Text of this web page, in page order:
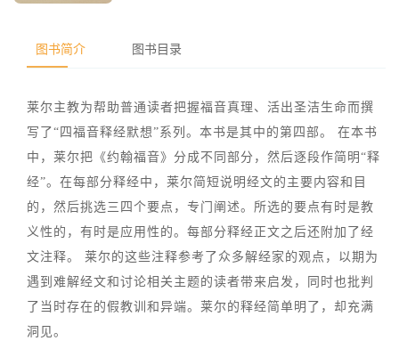
图书简介 图书目录
莱尔主教为帮助普通读者把握福音真理、活出圣洁生命而撰
写了“四福音释经默想”系列。本书是其中的第四部。 在本书
中，莱尔把《约翰福音》分成不同部分，然后逐段作简明“释
经”。在每部分释经中，莱尔简短说明经文的主要内容和目
的，然后挑选三四个要点，专门阐述。所选的要点有时是教
义性的，有时是应用性的。每部分释经正文之后还附加了经
文注释。 莱尔的这些注释参考了众多解经家的观点，以期为
遇到难解经文和讨论相关主题的读者带来启发，同时也批判
了当时存在的假教训和异端。莱尔的释经简单明了，却充满
洞见。